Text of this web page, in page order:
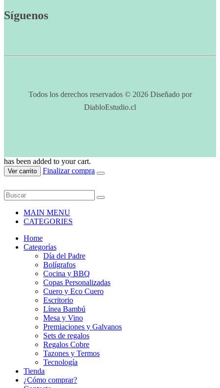
Síguenos
Todos los derechos reservados © 2026 Diseñado por
DiabloEstudio.cl
has been added to your cart.
Ver carrito Finalizar compra
MAIN MENU
CATEGORIES
Home
Categorías
Día del Padre
Bolígrafos
Cocina y BBQ
Copas Personalizadas
Cuero y Eco Cuero
Escritorio
Línea Bambú
Mesa y Vino
Premiaciones y Galvanos
Sets de regalos
Regalos Cobre
Tazones y Termos
Tecnología
Tienda
¿Cómo comprar?